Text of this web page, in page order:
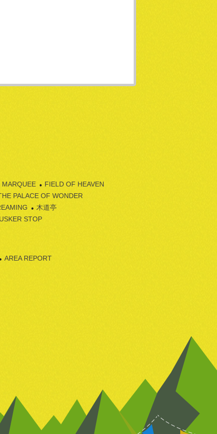
MARQUEE
FIELD OF HEAVEN
PALACE OF WONDER
木道亭
STOP
AREA REPORT